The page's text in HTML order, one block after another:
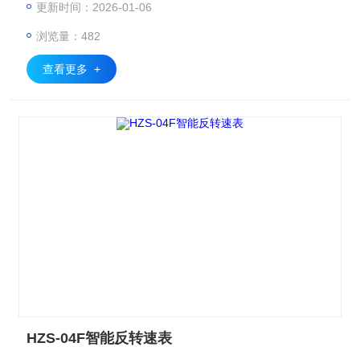
和稳定性能。
更新时间：2026-01-06
浏览量：482
查看更多 +
HZS-04F智能反转速表